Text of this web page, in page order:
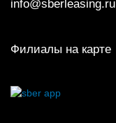
info@sberleasing.ru
Филиалы на карте